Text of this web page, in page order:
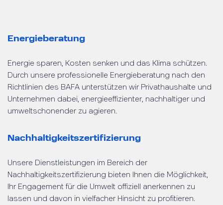
Energieberatung
Energie sparen, Kosten senken und das Klima schützen.
Durch unsere professionelle Energieberatung nach den
Richtlinien des BAFA unterstützen wir Privathaushalte und
Unternehmen dabei, energieeffizienter, nachhaltiger und
umweltschonender zu agieren.
Nachhaltigkeitszertifizierung
Unsere Dienstleistungen im Bereich der
Nachhaltigkeitszertifizierung bieten Ihnen die Möglichkeit,
Ihr Engagement für die Umwelt offiziell anerkennen zu
lassen und davon in vielfacher Hinsicht zu profitieren.